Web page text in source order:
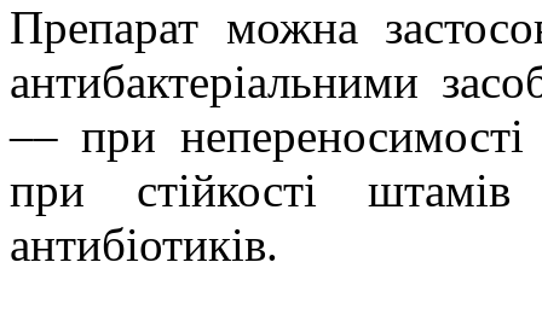
Препарат можна
антибактеріальними
–– при непереносимості
при стійкості
антибіотиків.